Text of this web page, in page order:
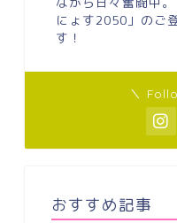
にょす2050」のご
す！
＼
おすすめ記事